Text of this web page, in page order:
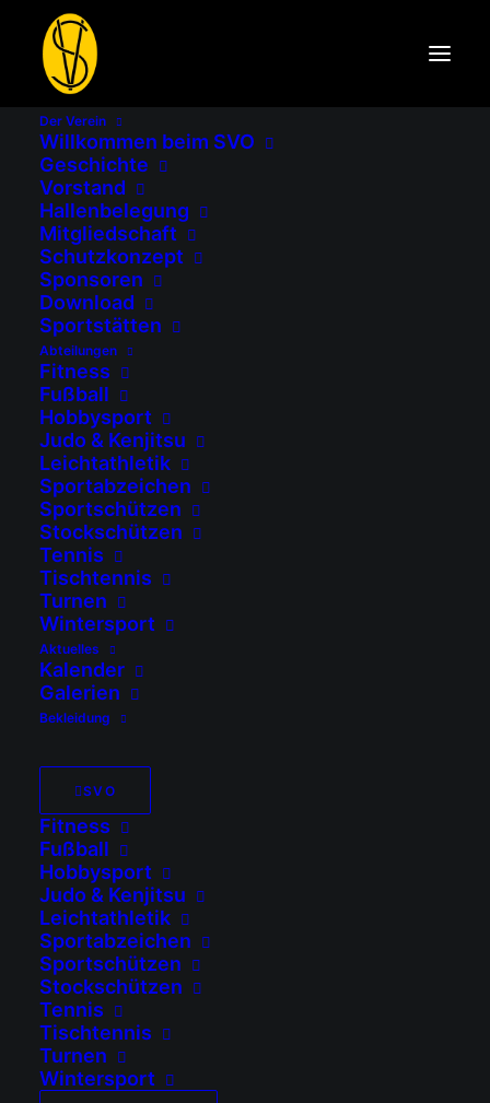
Der Verein
Willkommen beim SVO
Geschichte
Vorstand
Hallenbelegung
Mitgliedschaft
Schutzkonzept
Sponsoren
Download
Sportstätten
Abteilungen
Fitness
Fußball
Hobbysport
Judo & Kenjitsu
Leichtathletik
Sportabzeichen
Sportschützen
Stockschützen
Tennis
Tischtennis
Turnen
Wintersport
Aktuelles
Kalender
Galerien
Bekleidung
SVO
Fitness
Fußball
Hobbysport
Judo & Kenjitsu
Leichtathletik
Sportabzeichen
Sportschützen
Stockschützen
Tennis
Tischtennis
Turnen
Wintersport
07.04.2024
UHRZEIT
Stockbahn
Ostermünchen
Sehr geehrte Mitglieder
und Sportbegeisterte,
die Abteilung
Stockstützen lädt zum
Saisoneröffnungstunier
ein. Jeder ist hier
willkommen!!
Zuschauer sind ebenso
willkommen und eine
vorhanden.
Kommts also vorbei und